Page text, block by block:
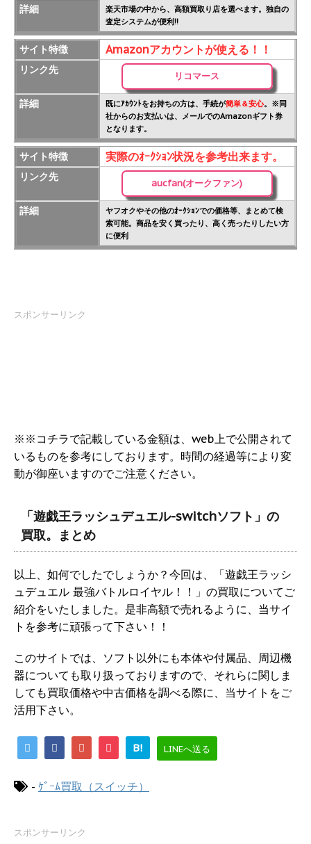
詳細
楽天市場の中から、高額買取り店を選べます。独自の
査定システムが便利!!
サイト特徴 Amazonアカウントが使える！！
リンク先
リコマース
詳細 既にｱｶｳﾝﾄをお持ちの方は、手続が簡単＆安心。※同
社からのお支払いは、メールでのAmazonギフト券
となります。
サイト特徴 実際のｵｰｸｼｮﾝ状況を参考出来ます。
リンク先
aucfan(オークファン)
詳細
ヤフオクやその他のｵｰｸｼｮﾝでの価格等、まとめて検
索可能。商品を安く買ったり、高く売ったりしたい方
に便利
スポンサーリンク
※※コチラで記載している金額は、web上で公開されて
いるものを参考にしております。時間の経過等により変
動が御座いますのでご注意ください。
「遊戯王ラッシュデュエル-switchソフト」の
買取。まとめ
以上、如何でしたでしょうか？今回は、「遊戯王ラッシ
ュデュエル 最強バトルロイヤル！！」の買取についてご
紹介をいたしました。是非高額で売れるように、当サイ
トを参考に頑張って下さい！！
このサイトでは、ソフト以外にも本体や付属品、周辺機
器についても取り扱っておりますので、それらに関しま
しても買取価格や中古価格を調べる際に、当サイトをご
活用下さい。
B! LINEへ送る
- ｹﾞｰﾑ買取（スイッチ）
スポンサーリンク